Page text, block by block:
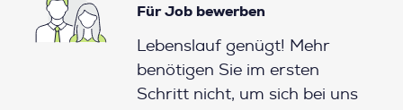
Für Job bewerben
Lebenslauf genügt! Mehr
benötigen Sie im ersten
Schritt nicht, um sich bei uns